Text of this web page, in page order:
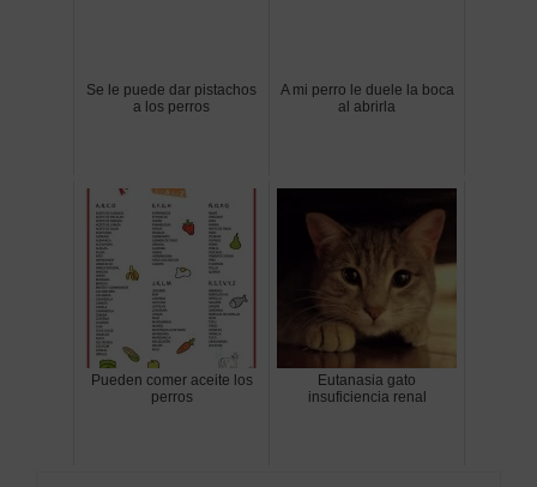
Se le puede dar pistachos
a los perros
A mi perro le duele la boca
al abrirla
Pueden comer aceite los
perros
Eutanasia gato
insuficiencia renal